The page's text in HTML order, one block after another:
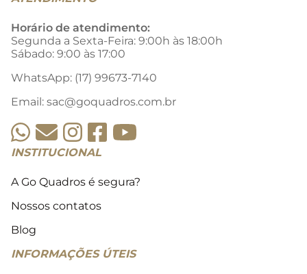
Horário de atendimento:
Segunda a Sexta-Feira: 9:00h às 18:00h
Sábado: 9:00 às 17:00
WhatsApp: (17) 99673-7140
Email: sac@goquadros.com.br
INSTITUCIONAL
A Go Quadros é segura?
Nossos contatos
Blog
INFORMAÇÕES ÚTEIS